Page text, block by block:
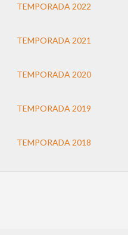
TEMPORADA 2022
TEMPORADA 2021
TEMPORADA 2020
TEMPORADA 2019
TEMPORADA 2018